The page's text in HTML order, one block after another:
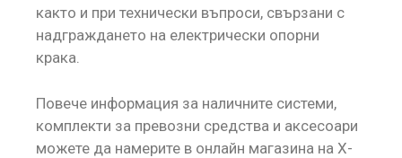
както и при технически въпроси, свързани с
надграждането на електрически опорни
крака.
Повече информация за наличните системи,
комплекти за превозни средства и аксесоари
можете да намерите в онлайн магазина на X-